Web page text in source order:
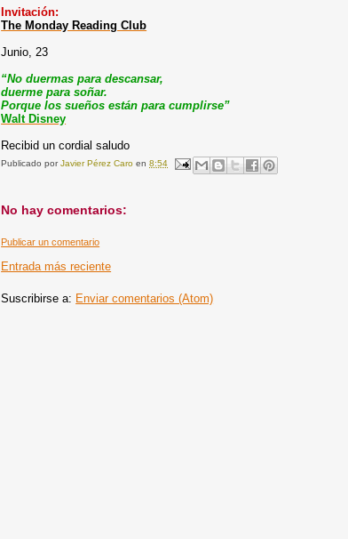
Invitación:
The Monday Reading Club
Junio, 23
“No duermas para descansar,
duerme para soñar.
Porque los sueños están para cumplirse”
Walt Disney
Recibid un cordial saludo
Publicado porJavier Pérez Caro en8:54
No hay comentarios:
Publicar un comentario
Entrada más reciente
Suscribirse a: Enviar comentarios (Atom)